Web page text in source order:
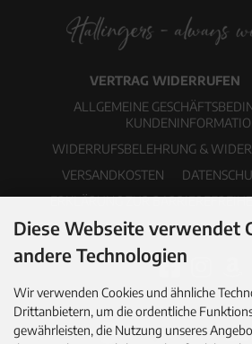
VERTRAG WIDERRUFEN
ALLGEMEINE
WIDERRUFSBELEHRUNG &
VERSANDKOSTEN
ERKLÄRUNG ZUR
COOKIE EINSTELLUNGEN
PDF-
Diese Webseite verwendet
andere Technologien
Wir verwenden Cookies und ähnliche
Drittanbietern, um die ordentliche
gewährleisten, die Nutzung unseres